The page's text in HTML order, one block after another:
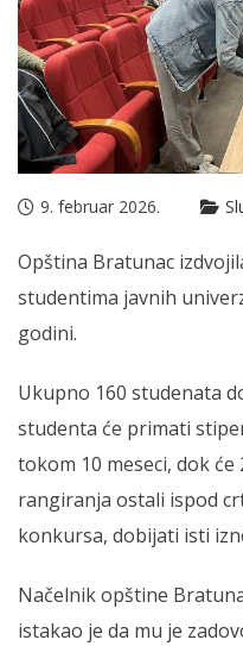
9. februar 2026.
Opština Bratunac
studentima javnih
godini.
Ukupno 160 studenata
studenta će primati
tokom 10 meseci, dok
rangiranja ostali ispod
konkursa, dobijati isti
Načelnik opštine
istakao je da mu je